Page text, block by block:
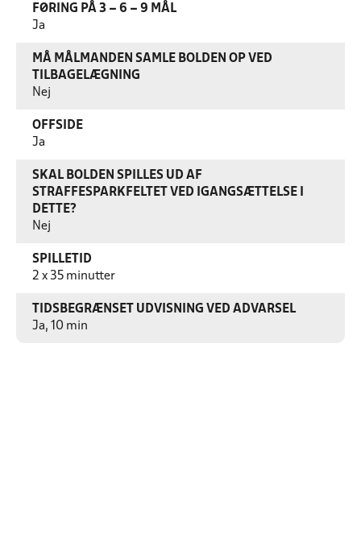
FØRING PÅ 3 – 6 – 9 MÅL
Ja
MÅ MÅLMANDEN SAMLE BOLDEN OP VED
TILBAGELÆGNING
Nej
OFFSIDE
Ja
SKAL BOLDEN SPILLES UD AF
STRAFFESPARKFELTET VED IGANGSÆTTELSE I
DETTE?
Nej
SPILLETID
2 x 35 minutter
TIDSBEGRÆNSET UDVISNING VED ADVARSEL
Ja, 10 min